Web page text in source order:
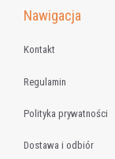
Nawigacja
Kontakt
Regulamin
Polityka prywatności
Dostawa i odbiór